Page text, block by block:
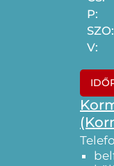
P:
SZO:
V: